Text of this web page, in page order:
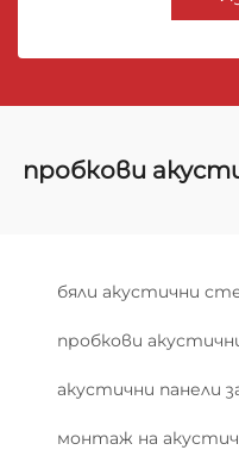
пробкови
бяли акустични
пробкови
акустични панели
монтаж на